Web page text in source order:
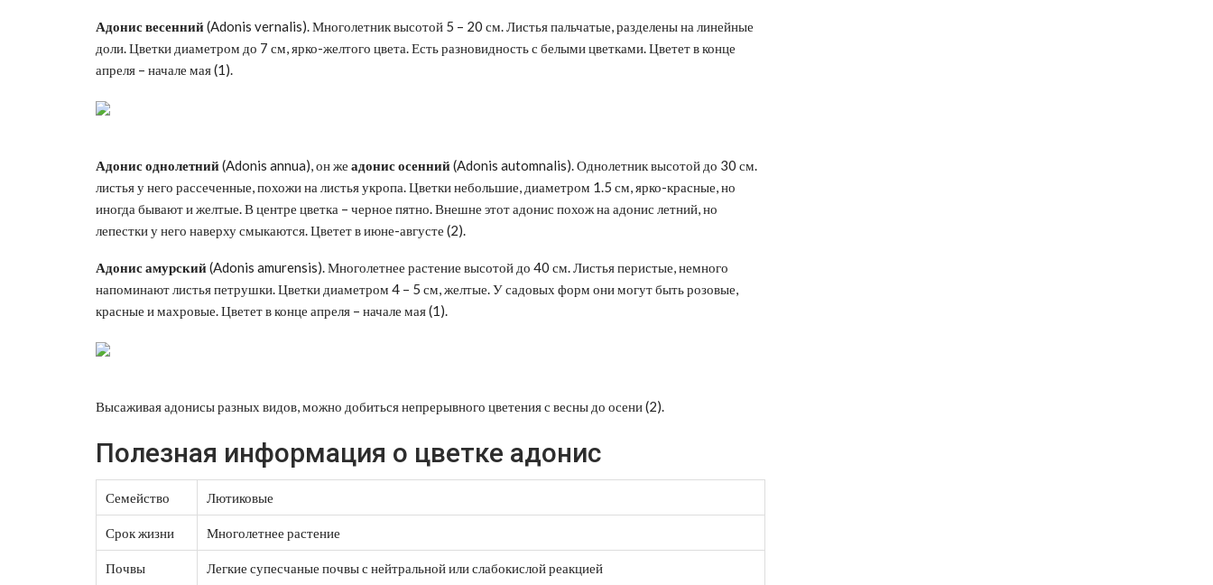
Адонис весенний(Adonis vernalis). Многолетник высотой 5 – 20 см. Листья пальчатые, разделены на линейные
доли. Цветки диаметром до 7 см, ярко-желтого цвета. Есть разновидность с белыми цветками. Цветет в конце
апреля – начале мая (1).
Адонис однолетний(Adonis annua), он же адонис осенний(Adonis automnalis). Однолетник высотой до 30 см.
листья у него рассеченные, похожи на листья укропа. Цветки небольшие, диаметром 1.5 см, ярко-красные, но
иногда бывают и желтые. В центре цветка – черное пятно. Внешне этот адонис похож на адонис летний, но
лепестки у него наверху смыкаются. Цветет в июне-августе (2).
Адонис амурский(Adonis amurensis). Многолетнее растение высотой до 40 см. Листья перистые, немного
напоминают листья петрушки. Цветки диаметром 4 – 5 см, желтые. У садовых форм они могут быть розовые,
красные и махровые. Цветет в конце апреля – начале мая (1).
Высаживая адонисы разных видов, можно добиться непрерывного цветения с весны до осени (2).
Полезная информация о цветке адонис
Семейство Лютиковые
Срок жизни Многолетнее растение
Почвы Легкие супесчаные почвы с нейтральной или слабокислой реакцией